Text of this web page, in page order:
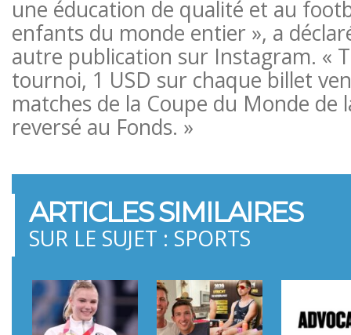
une éducation de qualité et au
enfants du monde entier », a
autre publication sur Instagram. «
tournoi, 1 USD sur chaque billet
matches de la Coupe du Monde de
reversé au Fonds. »
ARTICLES SIMILAIRES
SUR LE SUJET : SPORTS